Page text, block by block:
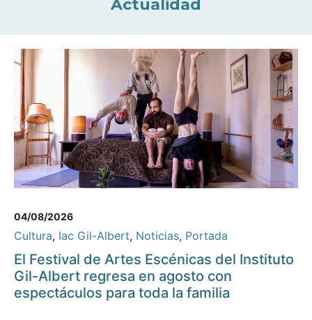
Actualidad
04/08/2026
Cultura, Iac Gil-Albert, Noticias, Portada
El Festival de Artes Escénicas del Instituto
Gil-Albert regresa en agosto con
espectáculos para toda la familia